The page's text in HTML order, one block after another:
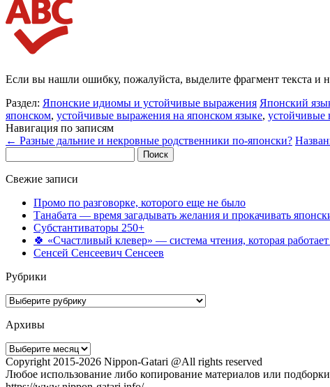
Если вы нашли ошибку, пожалуйста, выделите фрагмент текста и
Раздел: Японские идиомы и устойчивые выражения Японский
японском, устойчивые выражения на японском языке, устойчивые
Навигация по записям
← Разные дальние и некровные родственники по-японски?
Свежие записи
Промо по разговорке, которого еще не было
Танабата — время загадывать желания и прокачивать
Субстантиваторы 250+
🍀 «Счастливый клевер» — система чтения, которая
Сенсей Сенсеевич Сенсеев
Рубрики
Рубрики
Архивы
Архивы
Copyright 2015-2026 Nippon-Gatari @All rights reserved
Любое использование либо копирование материалов или